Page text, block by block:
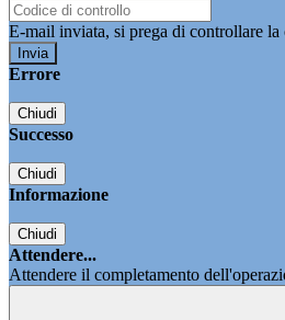
E-mail inviata, si prega di controllare la
Errore
Chiudi
Successo
Chiudi
Informazione
Chiudi
Attendere...
Attendere il completamento